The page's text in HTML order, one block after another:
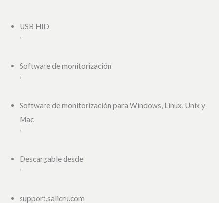
USB HID
‘
Software de monitorización
‘
Software de monitorización para Windows, Linux, Unix y
Mac
‘
Descargable desde
‘
support.salicru.com